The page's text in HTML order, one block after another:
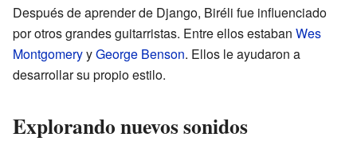
Después de aprender de Django, Biréli fue influenciado
por otros grandes guitarristas. Entre ellos estaban Wes
MontgomeryyGeorge Benson. Ellos le ayudaron a
desarrollar su propio estilo.
Explorando nuevos sonidos